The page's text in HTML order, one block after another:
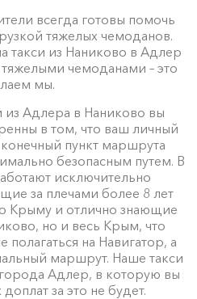
всегда готовы помочь
тяжелых чемоданов.
такси из Наниково в Адлер
чемоданами – это
мы.
из Адлера в Наниково вы
в том, что ваш личный
пункт маршрута
безопасным путем. В
исключительно
за плечами более 8 лет
Крыму и отлично знающие
но и весь Крым, что
полагаться на Навигатор, а
маршрут. Наше такси
города Адлер, в которую вы
за это не будет.